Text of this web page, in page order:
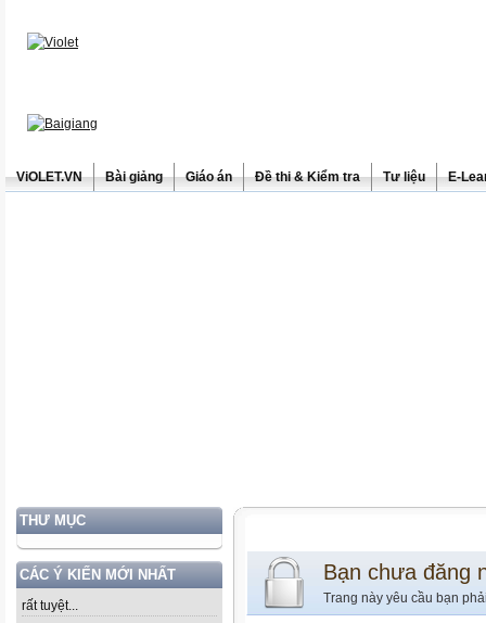
ViOLET.VN Bài giảng Giáo án Đề thi & Kiểm tra Tư liệu E-
THƯ MỤC
CÁC Ý KIẾN MỚI NHẤT
rất tuyệt...
Bạn chưa đăng
Trang này yêu cầu bạn